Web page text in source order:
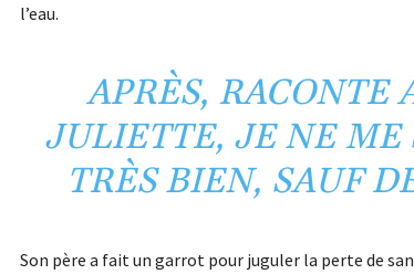
l’eau.
APRÈS, RACONTE
JULIETTE, JE NE ME
TRÈS BIEN, SAUF
Son père a fait un garrot pour juguler la perte de